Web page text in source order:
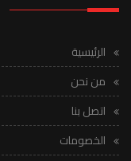
الرئيسية
من نحن
اتصل بنا
الخصومات